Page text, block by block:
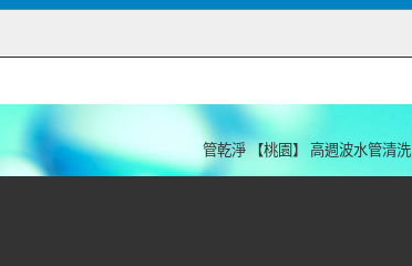
管乾淨 【桃園】 高週波水管清洗